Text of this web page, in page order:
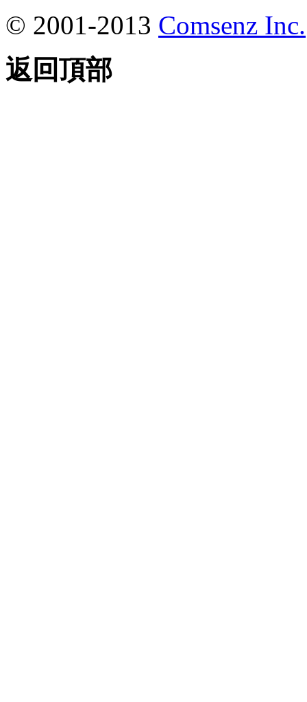
© 2001-2013 Comsenz Inc.
返回頂部